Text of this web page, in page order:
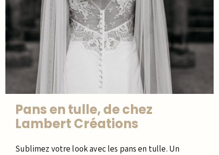
Pans en tulle, de chez
Lambert Créations
Sublimez votre look avec les pans en tulle. Un